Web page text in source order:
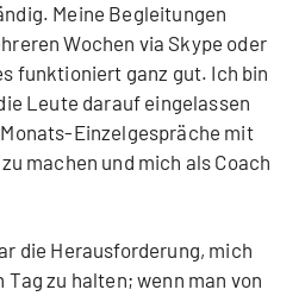
Meine Begleitungen
Wochen via Skype oder
funktioniert ganz gut. Ich bin
Leute darauf eingelassen
Einzelgespräche mit
machen und mich als Coach
die Herausforderung, mich
zu halten; wenn man von